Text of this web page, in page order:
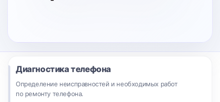
Диагностика телефона
Определение неисправностей и необходимых работ
по ремонту телефона.